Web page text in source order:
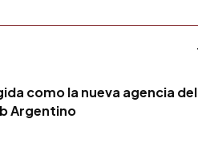
como la nueva agencia del
Argentino